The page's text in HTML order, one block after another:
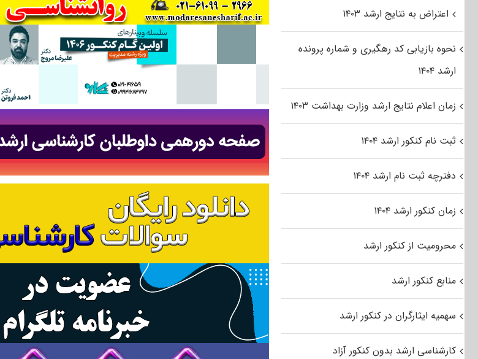
اعتراض به نتایج ارشد ۱۴۰۳
نحوه بازیابی کد رهگیری و شماره پرونده
ارشد ۱۴۰۴
زمان اعلام نتایج ارشد وزارت بهداشت ۱۴۰۳
ثبت نام کنکور ارشد ۱۴۰۴
دفترچه ثبت نام ارشد ۱۴۰۴
زمان کنکور ارشد ۱۴۰۴
محرومیت از کنکور ارشد
منابع کنکور ارشد
سهمیه ایثارگران در کنکور ارشد
کارشناسی ارشد بدون کنکور آزاد